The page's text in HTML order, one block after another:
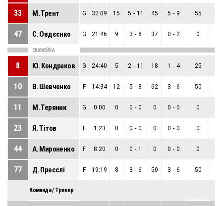
33 М. Трент G 32:09 15 5 - 11 45 5 - 9 55
47 С. Овдєєнко G 21:46 9 3 - 8 37 0 - 2 0
СКАМЕЙКА
8 Ю. Кондраков G 24:40 5 2 - 11 18 1 - 4 25
10 В. Шевченко F 14:34 12 5 - 8 62 3 - 6 50
11 М. Теряник G 0:00 0 0 - 0 0 0 - 0 0
23 Я. Тітов F 1:23 0 0 - 0 0 0 - 0 0
44 А. Мироненко F 8:20 0 0 - 1 0 0 - 0 0
77 Д. Пресслі F 19:19 8 3 - 6 50 3 - 6 50
Команда / Тренер